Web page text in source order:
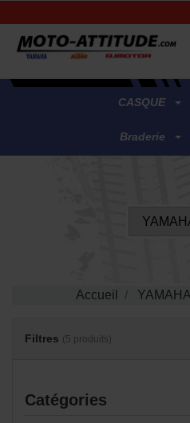
.
CASQUE
Braderie
Accueil YAMAHA
Filtres (5 produits)
Catégories